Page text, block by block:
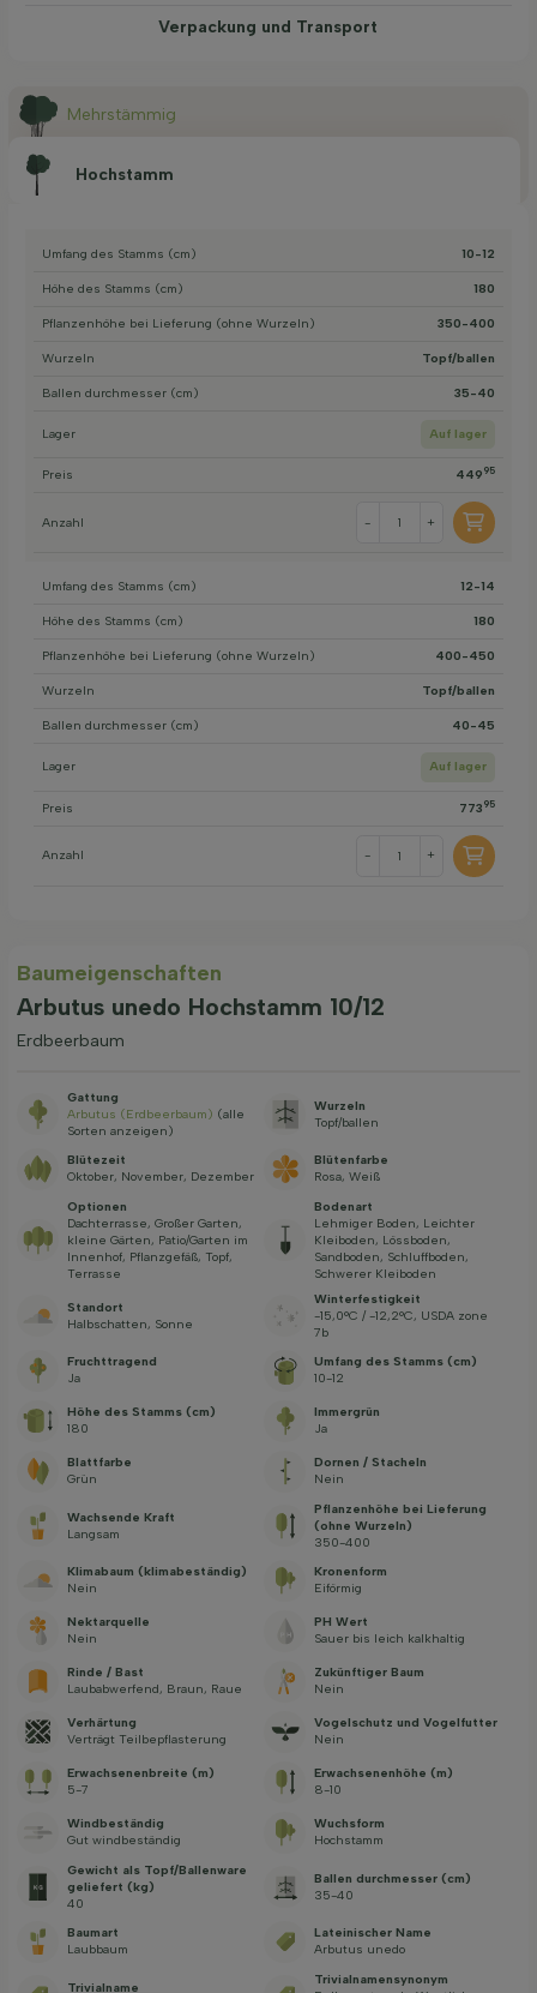
Verpackung und Transport
Hochstamm
Mehrstämmig
Umfang des Stamms (cm) 10-12
Höhe des Stamms (cm) 180
Pflanzenhöhe bei Lieferung (ohne Wurzeln) 350-400
Wurzeln Topf/ballen
Ballen durchmesser (cm) 35-40
Lager Auf lager
Preis 449 95
Anzahl - +
Umfang des Stamms (cm) 12-14
Höhe des Stamms (cm) 180
Pflanzenhöhe bei Lieferung (ohne Wurzeln) 400-450
Wurzeln Topf/ballen
Ballen durchmesser (cm) 40-45
Lager Auf lager
Preis 773 95
Anzahl - +
Baum­eigen­schaften
Arbutus unedo Hochstamm 10/12
Erdbeerbaum
Gattung
Arbutus (Erdbeerbaum) (alle
Sorten anzeigen)
Wurzeln
Topf/ballen
Blütezeit
Oktober, November, Dezember
Blütenfarbe
Rosa, Weiß
Optionen
Dachterrasse, Großer Garten,
kleine Gärten, Patio/Garten im
Innenhof, Pflanzgefäß, Topf,
Terrasse
Bodenart
Lehmiger Boden, Leichter
Kleiboden, Lössboden,
Sandboden, Schluffboden,
Schwerer Kleiboden
Standort
Halbschatten, Sonne
Winterfestigkeit
-15,0°C / -12,2°C, USDA zone
7b
Fruchttragend
Ja
Umfang des Stamms (cm)
10-12
Höhe des Stamms (cm)
180
Immergrün
Ja
Blattfarbe
Grün
Dornen / Stacheln
Nein
Wachsende Kraft
Langsam
Pflanzenhöhe bei Lieferung
(ohne Wurzeln)
350-400
Klimabaum (klimabeständig)
Nein
Kronenform
Eiförmig
Nektarquelle
Nein
PH Wert
Sauer bis leich kalkhaltig
Rinde / Bast
Laubabwerfend, Braun, Raue
Zukünftiger Baum
Nein
Verhärtung
Verträgt Teilbepflasterung
Vogelschutz und Vogelfutter
Nein
Erwachsenenbreite (m)
5-7
Erwachsenenhöhe (m)
8-10
Windbeständig
Gut windbeständig
Wuchsform
Hochstamm
Gewicht als Topf/Ballenware
geliefert (kg)
40
Ballen durchmesser (cm)
35-40
Baumart
Laubbaum
Lateinischer Name
Arbutus unedo
Trivialname
Trivialnamensynonym